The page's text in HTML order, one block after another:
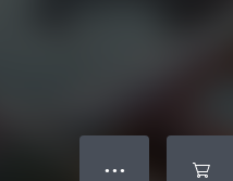
● ● ●